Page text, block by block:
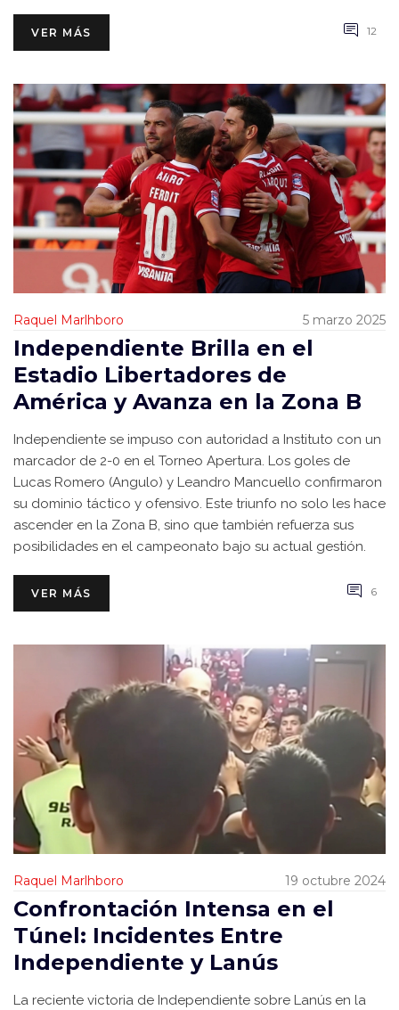
VER MÁS 12
Raquel Marlhboro 5 marzo 2025
Independiente Brilla en el
Estadio Libertadores de
América y Avanza en la Zona B
Independiente se impuso con autoridad a Instituto con un
marcador de 2-0 en el Torneo Apertura. Los goles de
Lucas Romero (Angulo) y Leandro Mancuello confirmaron
su dominio táctico y ofensivo. Este triunfo no solo les hace
ascender en la Zona B, sino que también refuerza sus
posibilidades en el campeonato bajo su actual gestión.
VER MÁS 6
Raquel Marlhboro 19 octubre 2024
Confrontación Intensa en el
Túnel: Incidentes Entre
Independiente y Lanús
La reciente victoria de Independiente sobre Lanús en la